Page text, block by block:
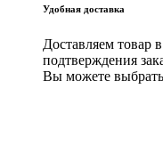
Удобная доставка
Доставляем товар
подтверждения
Вы можете